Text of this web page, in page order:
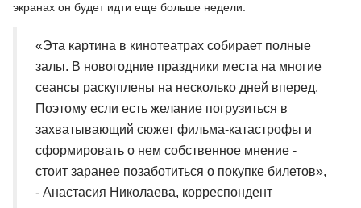
экранах он будет идти еще больше недели.
«Эта картина в кинотеатрах собирает полные
залы. В новогодние праздники места на многие
сеансы раскуплены на несколько дней вперед.
Поэтому если есть желание погрузиться в
захватывающий сюжет фильма-катастрофы и
сформировать о нем собственное мнение -
стоит заранее позаботиться о покупке билетов»,
- Анастасия Николаева, корреспондент